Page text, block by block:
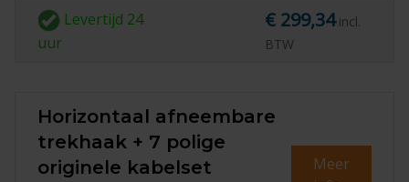
Levertijd 24
uur
€ 299,34 incl.
BTW
Horizontaal afneembare
trekhaak + 7 polige
originele kabelset
Meer